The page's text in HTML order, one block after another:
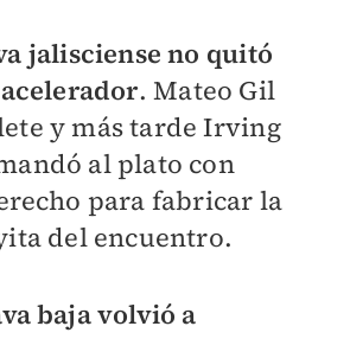
jalisciense no quitó
. Mateo Gil
y más tarde Irving
al plato con
para fabricar la
del encuentro.
baja volvió a